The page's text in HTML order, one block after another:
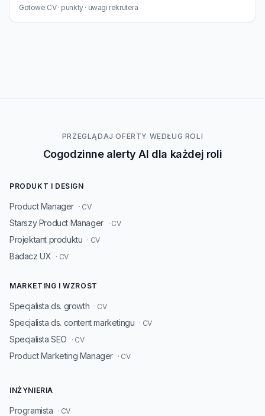
Gotowe CV · punkty · uwagi rekrutera
PRZEGLĄDAJ OFERTY WEDŁUG ROLI
Cogodzinne alerty AI dla każdej roli
PRODUKT I DESIGN
Product Manager · CV
Starszy Product Manager · CV
Projektant produktu · CV
Badacz UX · CV
MARKETING I WZROST
Specjalista ds. growth · CV
Specjalista ds. content marketingu · CV
Specjalista SEO · CV
Product Marketing Manager · CV
INŻYNIERIA
Programista · CV